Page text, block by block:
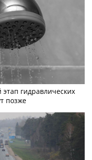
гидравлических
позже